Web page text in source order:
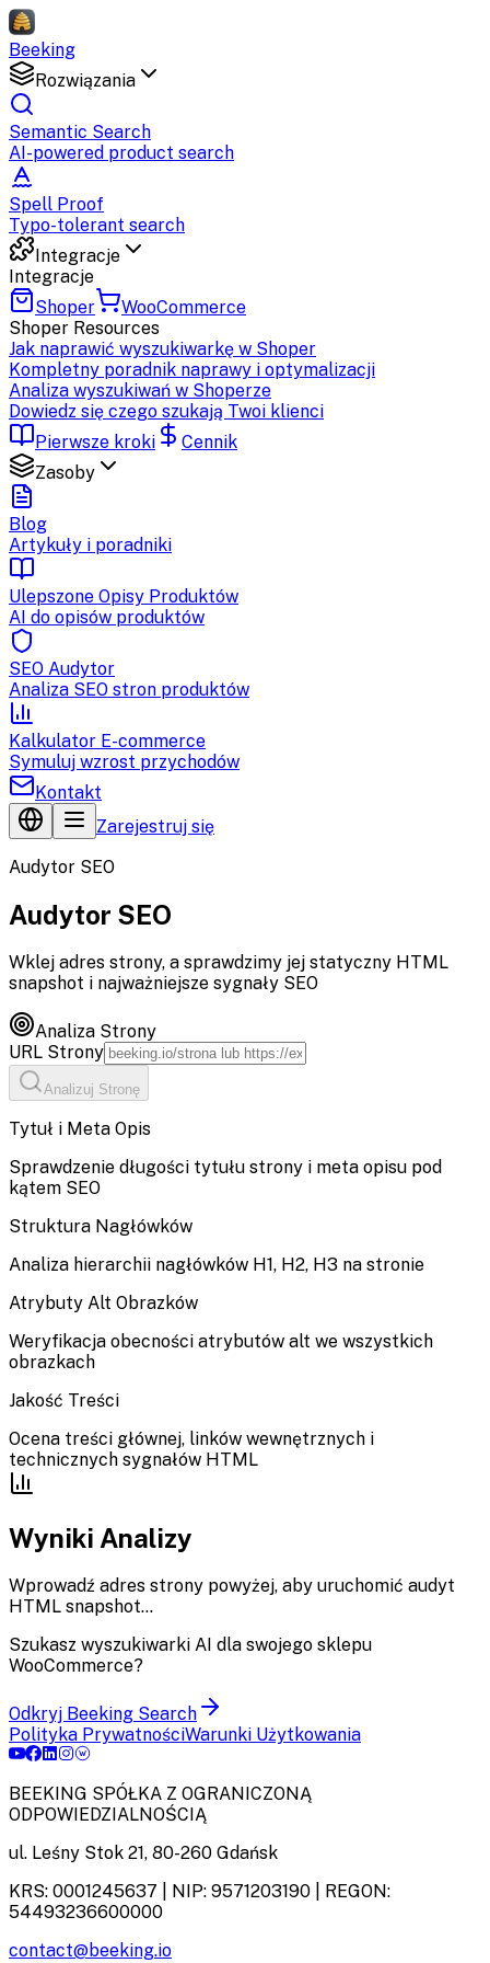
Beeking
Rozwiązania
Semantic Search
AI-powered product search
Spell Proof
Typo-tolerant search
Integracje
Integracje
Shoper
WooCommerce
Shoper Resources
Jak naprawić wyszukiwarkę w Shoper
Kompletny poradnik naprawy i optymalizacji
Analiza wyszukiwań w Shoperze
Dowiedz się czego szukają Twoi klienci
Pierwsze kroki
Cennik
Zasoby
Blog
Artykuły i poradniki
Ulepszone Opisy Produktów
AI do opisów produktów
SEO Audytor
Analiza SEO stron produktów
Kalkulator E-commerce
Symuluj wzrost przychodów
Kontakt
Zarejestruj się
Audytor SEO
Audytor SEO
Wklej adres strony, a sprawdzimy jej statyczny HTML
snapshot i najważniejsze sygnały SEO
Analiza Strony
URL Strony
Analizuj Stronę
Tytuł i Meta Opis
Sprawdzenie długości tytułu strony i meta opisu pod
kątem SEO
Struktura Nagłówków
Analiza hierarchii nagłówków H1, H2, H3 na stronie
Atrybuty Alt Obrazków
Weryfikacja obecności atrybutów alt we wszystkich
obrazkach
Jakość Treści
Ocena treści głównej, linków wewnętrznych i
technicznych sygnałów HTML
Wyniki Analizy
Wprowadź adres strony powyżej, aby uruchomić audyt
HTML snapshot...
Szukasz wyszukiwarki AI dla swojego sklepu
WooCommerce?
Odkryj Beeking Search
Polityka PrywatnościWarunki Użytkowania
BEEKING SPÓŁKA Z OGRANICZONĄ
ODPOWIEDZIALNOŚCIĄ
ul. Leśny Stok 21, 80-260 Gdańsk
KRS: 0001245637 | NIP: 9571203190 | REGON:
54493236600000
contact@beeking.io